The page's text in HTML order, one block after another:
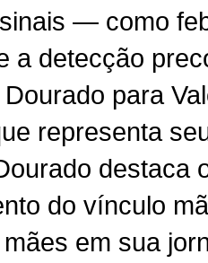
— como
a detecção
para
representa
destaca
do vínculo
em sua